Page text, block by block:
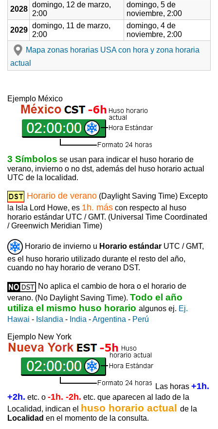
2028
domingo, 12 de marzo,
2:00
domingo, 5 de
noviembre, 2:00
2029
domingo, 11 de marzo,
2:00
domingo, 4 de
noviembre, 2:00
Mapa zonas horarias USA con hora y zona horaria
actual
Ejemplo México
3 Símbolos se usan para indicar el huso horario de
verano, invierno o no dst, además del huso horario actual
UTC de la localidad.
Horario de verano (Daylight Saving Time) Excepto
la Isla Lord Howe, es 1h. más con respecto al huso
horario estándar UTC / GMT. (Universal Time Coordinated
/ Greenwich Meridian Time)
Horario de invierno u Horario estándar UTC / GMT,
es el huso horario utilizado durante el resto del año,
cuando no hay horario de verano DST.
No aplica el cambio de hora o el horario de
verano. (No Daylight Saving Time). Todo el año
utiliza el mismo huso horario algunos ej. Ej.
Hawai - Islandia - India -Argentina - Perú
Ejemplo New York
Las horas +1h.
+2h. etc. o -1h. -2h. etc. que aparecen al lado de la
Localidad, indican el huso horario actual de la
Localidad en el momento de la consulta.